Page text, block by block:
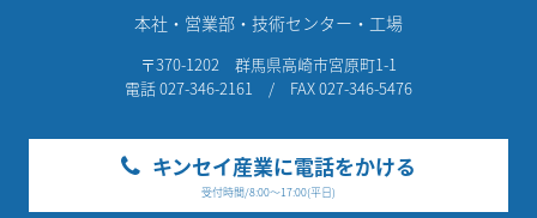
本社・営業部・技術センター・工場
〒370-1202 群馬県高崎市宮原町1-1
電話 027-346-2161 / FAX 027-346-5476
キンセイ産業に電話をかける
受付時間/8:00～17:00(平日)